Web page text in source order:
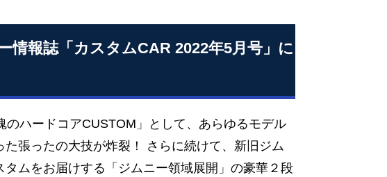
情報誌「カスタムCAR 2022年5月号」に
のハードコアCUSTOM」として、あらゆるモデル
た張ったの大技が炸裂！ さらに続けて、新旧ジム
タムをお届けする「ジムニー領域展開」の豪華２段